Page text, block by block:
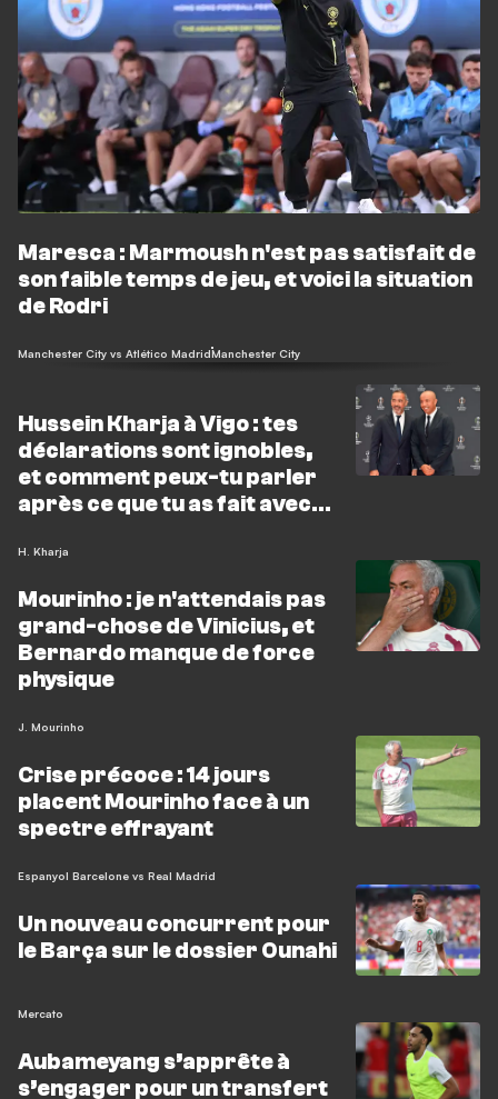
Maresca : Marmoush n'est pas satisfait de
son faible temps de jeu, et voici la situation
de Rodri
Manchester City vs Atlético MadridManchester City
Hussein Kharja à Vigo : tes
déclarations sont ignobles,
et comment peux-tu parler
après ce que tu as fait avec
H. Kharja
Mourinho : je n'attendais pas
grand-chose de Vinicius, et
Bernardo manque de force
physique
J. Mourinho
Crise précoce : 14 jours
placent Mourinho face à un
spectre effrayant
Espanyol Barcelone vs Real Madrid
Un nouveau concurrent pour
le Barça sur le dossier Ounahi
Mercato
Aubameyang s’apprête à
s’engager pour un transfert